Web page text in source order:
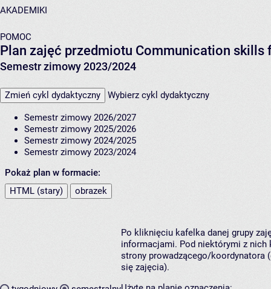
AKADEMIKI
POMOC
Plan zajęć przedmiotu Communication skills
Semestr zimowy 2023/2024
Zmień cykl dydaktyczny Wybierz cykl dydaktyczny
Semestr zimowy 2026/2027
Semestr zimowy 2025/2026
Semestr zimowy 2024/2025
Semestr zimowy 2023/2024
Pokaż plan w formacie:
HTML (stary)
obrazek
Po kliknięciu kafelka danej grupy
informacjami. Pod niektórymi z nich
strony prowadzącego/koordynatora
się zajęcia).